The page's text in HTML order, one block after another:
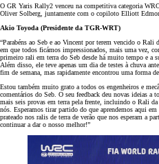
O GR Yaris Rally2 venceu na competitiva categoria
Oliver Solberg, juntamente com o copiloto Elliott
Akio Toyoda (Presidente da TGR-WRT)
“Parabéns ao Seb e ao Vincent por terem vencido o
em que todos ficámos impressionados, mais uma vez,
primeiro rali em terra do Seb desde há muito tempo e a
Além disso, ele teve apenas um dia de testes à chuva
fim de semana, mas rapidamente encontrou uma forma
Estou também muito grato a todos os engenheiros e
comentários do Seb. O seu feedback deu novas ideias a
mais seis provas em terra pela frente, incluindo o Rali
nós. Esperamos tirar partido do que aprendemos aqui
prateado nos ralis de terra de verão que nos esperam a
continuar a dar o nosso melhor!”